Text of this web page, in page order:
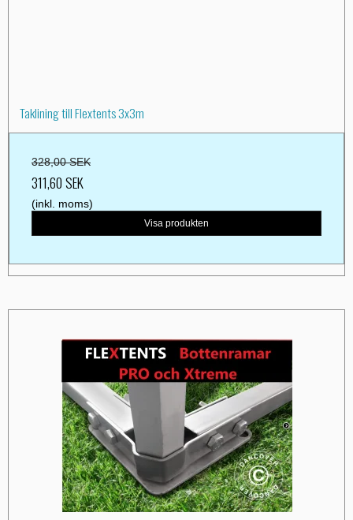
Taklining till Flextents 3x3m
328,00 SEK
311,60 SEK
(inkl. moms)
Visa produkten